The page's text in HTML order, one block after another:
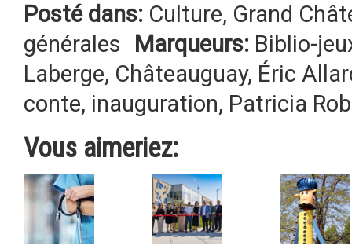
Posté dans: Culture, Grand
générales
Marqueurs: Biblio-
Laberge, Châteauguay, Éric
conte, inauguration, Patricia
Vous aimeriez: